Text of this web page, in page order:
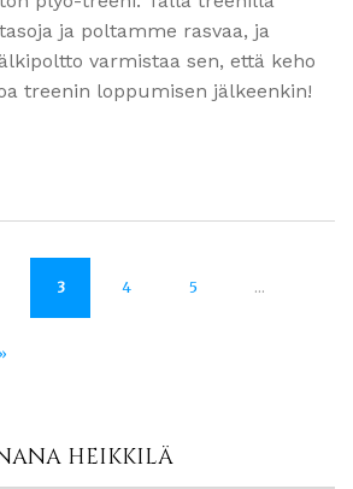
ja poltamme rasvaa, ja
varmistaa sen, että keho
treenin loppumisen jälkeenkin!
3 4 5 ...
HEIKKILÄ